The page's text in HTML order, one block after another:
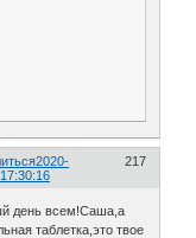
217
2020-
день всем!Саша,а
таблетка,это твое